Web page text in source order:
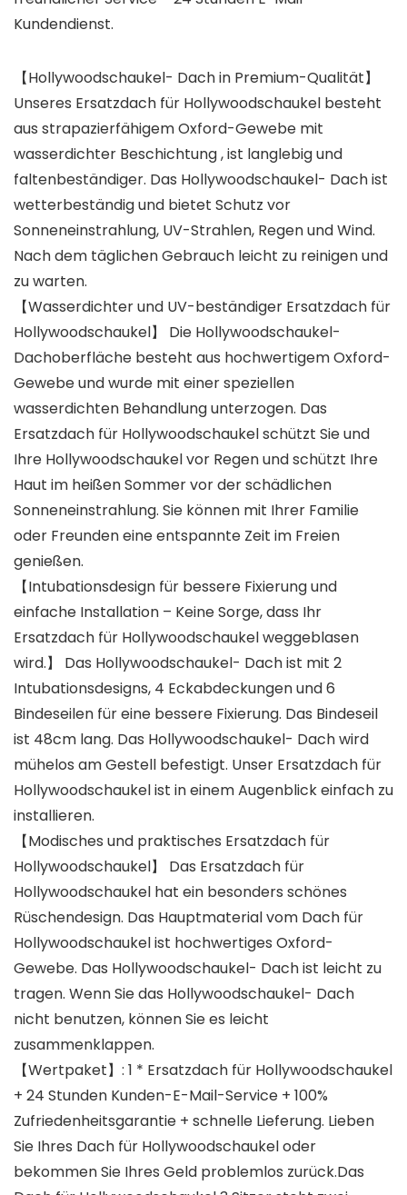
Kundendienst.
【Hollywoodschaukel- Dach in Premium-Qualität】
Unseres Ersatzdach für Hollywoodschaukel besteht
aus strapazierfähigem Oxford-Gewebe mit
wasserdichter Beschichtung , ist langlebig und
faltenbeständiger. Das Hollywoodschaukel- Dach ist
wetterbeständig und bietet Schutz vor
Sonneneinstrahlung, UV-Strahlen, Regen und Wind.
Nach dem täglichen Gebrauch leicht zu reinigen und
zu warten.
【Wasserdichter und UV-beständiger Ersatzdach für
Hollywoodschaukel】 Die Hollywoodschaukel-
Dachoberfläche besteht aus hochwertigem Oxford-
Gewebe und wurde mit einer speziellen
wasserdichten Behandlung unterzogen. Das
Ersatzdach für Hollywoodschaukel schützt Sie und
Ihre Hollywoodschaukel vor Regen und schützt Ihre
Haut im heißen Sommer vor der schädlichen
Sonneneinstrahlung. Sie können mit Ihrer Familie
oder Freunden eine entspannte Zeit im Freien
genießen.
【Intubationsdesign für bessere Fixierung und
einfache Installation – Keine Sorge, dass Ihr
Ersatzdach für Hollywoodschaukel weggeblasen
wird.】 Das Hollywoodschaukel- Dach ist mit 2
Intubationsdesigns, 4 Eckabdeckungen und 6
Bindeseilen für eine bessere Fixierung. Das Bindeseil
ist 48cm lang. Das Hollywoodschaukel- Dach wird
mühelos am Gestell befestigt. Unser Ersatzdach für
Hollywoodschaukel ist in einem Augenblick einfach zu
installieren.
【Modisches und praktisches Ersatzdach für
Hollywoodschaukel】 Das Ersatzdach für
Hollywoodschaukel hat ein besonders schönes
Rüschendesign. Das Hauptmaterial vom Dach für
Hollywoodschaukel ist hochwertiges Oxford-
Gewebe. Das Hollywoodschaukel- Dach ist leicht zu
tragen. Wenn Sie das Hollywoodschaukel- Dach
nicht benutzen, können Sie es leicht
zusammenklappen.
【Wertpaket】: 1 * Ersatzdach für Hollywoodschaukel
+ 24 Stunden Kunden-E-Mail-Service + 100%
Zufriedenheitsgarantie + schnelle Lieferung. Lieben
Sie Ihres Dach für Hollywoodschaukel oder
bekommen Sie Ihres Geld problemlos zurück.Das